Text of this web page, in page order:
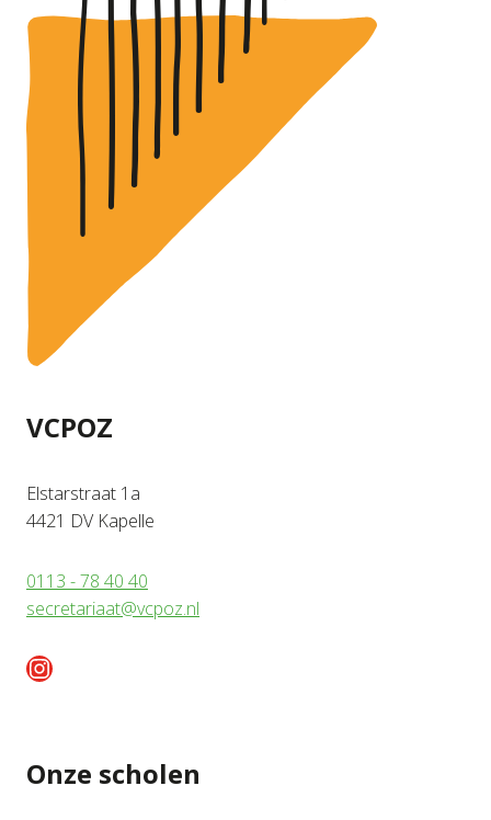
VCPOZ
Elstarstraat 1a
4421 DV Kapelle
0113 - 78 40 40
secretariaat@vcpoz.nl
Instagram
Onze scholen